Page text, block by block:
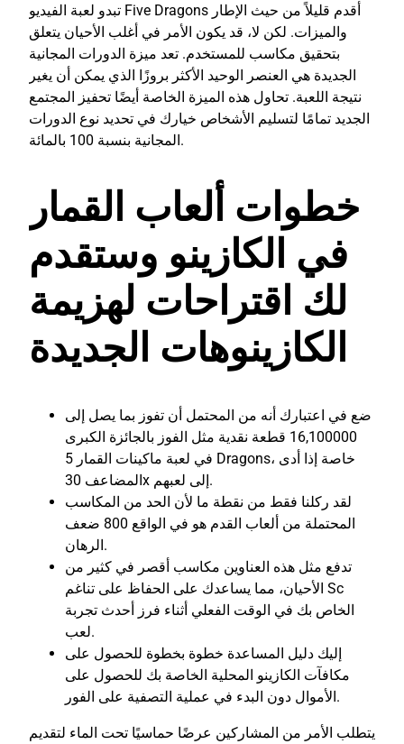
تبدو لعبة الفيديو Five Dragons أقدم قليلاً من حيث الإطار
والميزات. لكن لا، قد يكون الأمر في أغلب الأحيان يتعلق
بتحقيق مكاسب للمستخدم. تعد ميزة الدورات المجانية
الجديدة هي العنصر الوحيد الأكثر بروزًا الذي يمكن أن يغير
نتيجة اللعبة. تحاول هذه الميزة الخاصة أيضًا تحفيز المجتمع
الجديد تمامًا لتسليم الأشخاص خيارك في تحديد نوع الدورات
المجانية بنسبة 100 بالمائة.
خطوات ألعاب القمار
في الكازينو وستقدم
لك اقتراحات لهزيمة
الكازينوهات الجديدة
ضع في اعتبارك أنه من المحتمل أن تفوز بما يصل إلى
16,100000 قطعة نقدية مثل الفوز بالجائزة الكبرى
في لعبة ماكينات القمار 5 Dragons، خاصة إذا أدى
المضاعف 30x إلى لعبهم.
لقد ركلنا فقط من نقطة ما لأن الحد من المكاسب
المحتملة من ألعاب القدم هو في الواقع 800 ضعف
الرهان.
تدفع مثل هذه العناوين مكاسب أقصر في كثير من
الأحيان، مما يساعدك على الحفاظ على تناغم Sc
الخاص بك في الوقت الفعلي أثناء فرز أحدث تجربة
لعب.
إليك دليل المساعدة خطوة بخطوة للحصول على
مكافآت الكازينو المحلية الخاصة بك للحصول على
الأموال دون البدء في عملية التصفية على الفور.
يتطلب الأمر من المشاركين عرضًا حماسيًا تحت الماء لتقديم